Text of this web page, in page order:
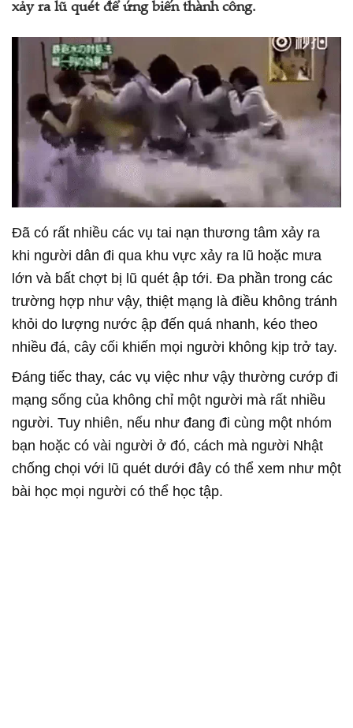
xảy ra lũ quét để ứng biến thành công.
Đã có rất nhiều các vụ tai nạn thương tâm xảy ra
khi người dân đi qua khu vực xảy ra lũ hoặc mưa
lớn và bất chợt bị lũ quét ập tới. Đa phần trong các
trường hợp như vậy, thiệt mạng là điều không tránh
khỏi do lượng nước ập đến quá nhanh, kéo theo
nhiều đá, cây cối khiến mọi người không kịp trở tay.
Đáng tiếc thay, các vụ việc như vậy thường cướp đi
mạng sống của không chỉ một người mà rất nhiều
người. Tuy nhiên, nếu như đang đi cùng một nhóm
bạn hoặc có vài người ở đó, cách mà người Nhật
chống chọi với lũ quét dưới đây có thể xem như một
bài học mọi người có thể học tập.